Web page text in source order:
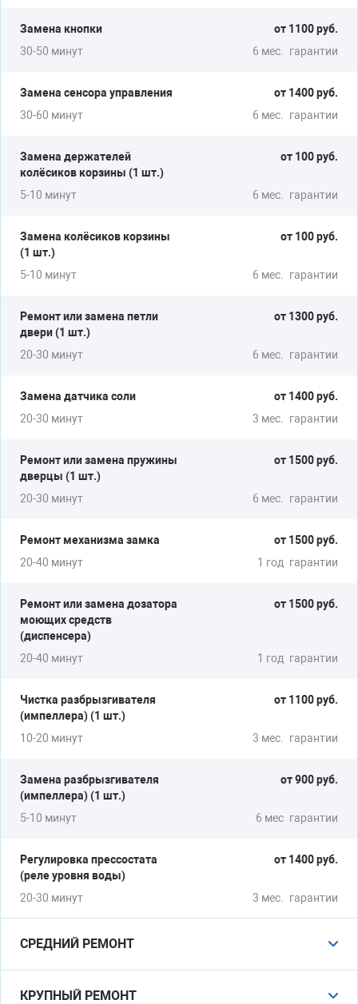
НЕ ФИКСИРУЕТСЯ ДВЕРЬ
Замена кнопки
от 1100 руб.
30-50 минут
6 мес. гарантии
Замена сенсора управления
от 1400 руб.
30-60 минут
6 мес. гарантии
Замена держателей
колёсиков корзины (1 шт.)
от 100 руб.
5-10 минут 6 мес. гарантии
Замена колёсиков корзины
(1 шт.)
от 100 руб.
5-10 минут 6 мес. гарантии
Ремонт или замена петли
двери (1 шт.)
от 1300 руб.
20-30 минут 6 мес. гарантии
Замена датчика соли
от 1400 руб.
20-30 минут
3 мес. гарантии
Ремонт или замена пружины
дверцы (1 шт.)
от 1500 руб.
20-30 минут 6 мес. гарантии
Ремонт механизма замка
от 1500 руб.
20-40 минут
1 год гарантии
Ремонт или замена дозатора
моющих средств
(диспенсера)
от 1500 руб.
20-40 минут 1 год гарантии
Чистка разбрызгивателя
(импеллера) (1 шт.)
от 1100 руб.
10-20 минут 3 мес. гарантии
Замена разбрызгивателя
(импеллера) (1 шт.)
от 900 руб.
5-10 минут 6 мес гарантии
Регулировка прессостата
(реле уровня воды)
от 1400 руб.
20-30 минут 3 мес. гарантии
СРЕДНИЙ РЕМОНТ
Замена ТЭНа
от 2000 руб.
КРУПНЫЙ РЕМОНТ